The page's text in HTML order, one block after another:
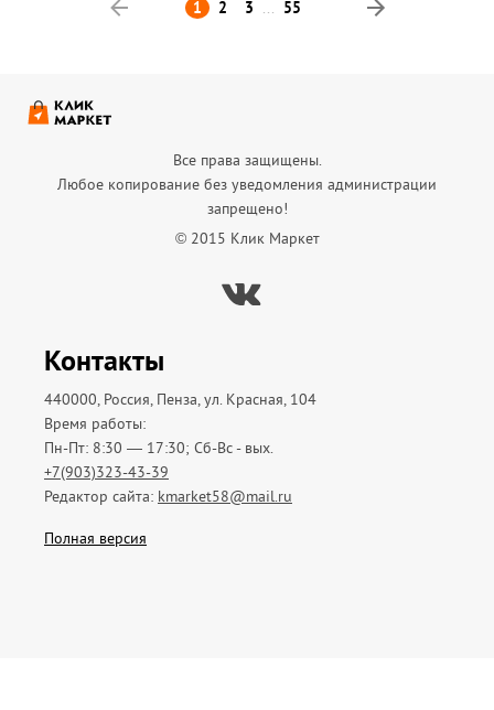
Назад 1 2 3 55 Вперед
Все права защищены.
Любое копирование без уведомления администрации
запрещено!
© 2015 Клик Маркет
Вконтакте
Контакты
440000, Россия, Пенза, ул. Красная, 104
Время работы:
Пн-Пт: 8:30 — 17:30; Сб-Вс - вых.
+7(903)323-43-39
Редактор сайта: kmarket58@mail.ru
Полная версия